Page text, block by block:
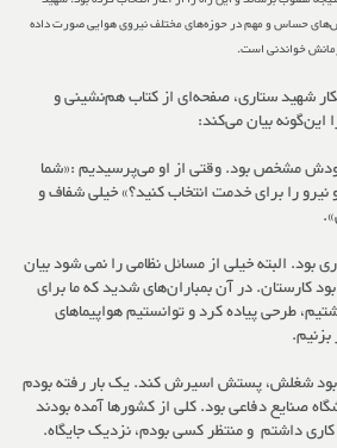
حساس و مهم در حوزه‌های مختلف نیروی هوایی صورت داده
خواندنی است.
شهید ستاری، صفحه‌ای از کتاب هم‌نشینی و
بیان می‌کند:
مشخص بود. وقتی از او می‌پرسیدیم :«شما
را برای خدمت انتخاب کنید؟» خیلی شفاف و
بود. البته خیلی از مسائل نظامی را نمی شود بیان
کارستان. در آن بمباران‌های شدید که ما برای
طرحی پیاده کرد و توانستیم هواپیماهای
بزنیم.
بود شغلش، پستش اسیرش کند. یک بار رفته بودم
صنایع دفاعی بود. کلی از کشورها آمده بودند
داشتم و منتظر کسی بودم، نزدیک جایگاه.